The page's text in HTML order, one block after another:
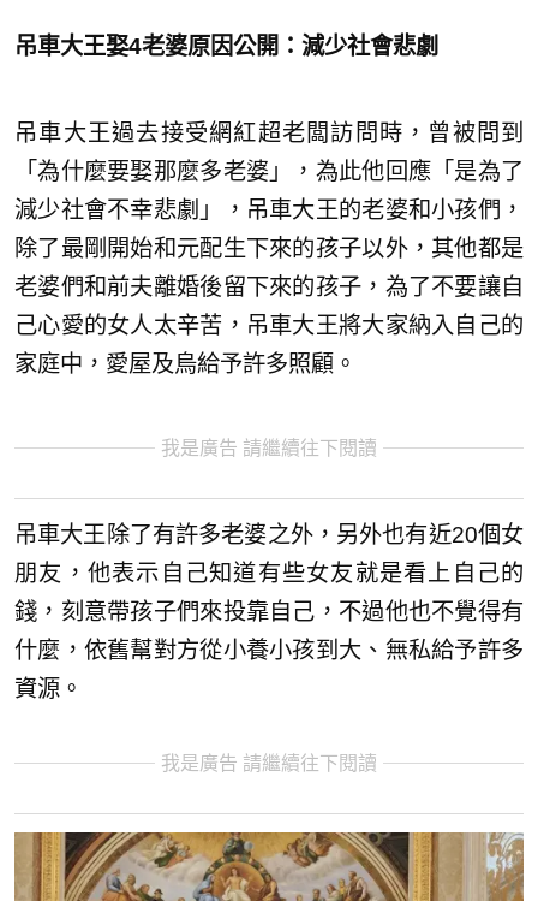
吊車大王娶4老婆原因公開：減少社會悲劇
吊車大王過去接受網紅超老闆訪問時，曾被問到
「為什麼要娶那麼多老婆」，為此他回應「是為了
減少社會不幸悲劇」，吊車大王的老婆和小孩們，
除了最剛開始和元配生下來的孩子以外，其他都是
老婆們和前夫離婚後留下來的孩子，為了不要讓自
己心愛的女人太辛苦，吊車大王將大家納入自己的
家庭中，愛屋及烏給予許多照顧。
我是廣告 請繼續往下閱讀
吊車大王除了有許多老婆之外，另外也有近20個女
朋友，他表示自己知道有些女友就是看上自己的
錢，刻意帶孩子們來投靠自己，不過他也不覺得有
什麼，依舊幫對方從小養小孩到大、無私給予許多
資源。
我是廣告 請繼續往下閱讀